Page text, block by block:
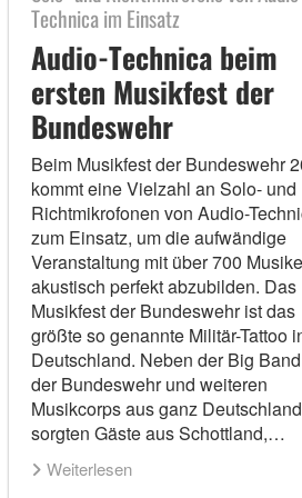
Technica im Einsatz
Audio-Technica beim
ersten Musikfest der
Bundeswehr
Beim Musikfest der Bundeswehr
kommt eine Vielzahl an Solo- und
Richtmikrofonen von Audio-
zum Einsatz, um die aufwändige
Veranstaltung mit über 700
akustisch perfekt abzubilden. Das
Musikfest der Bundeswehr ist das
größte so genannte Militär-Tattoo
Deutschland. Neben der Big Band
der Bundeswehr und weiteren
Musikcorps aus ganz Deutschland
sorgten Gäste aus Schottland,…
Weiterlesen